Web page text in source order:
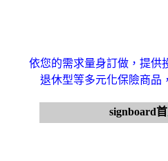
依您的需求量身訂做，提供
退休型等多元化保險商品
signboard